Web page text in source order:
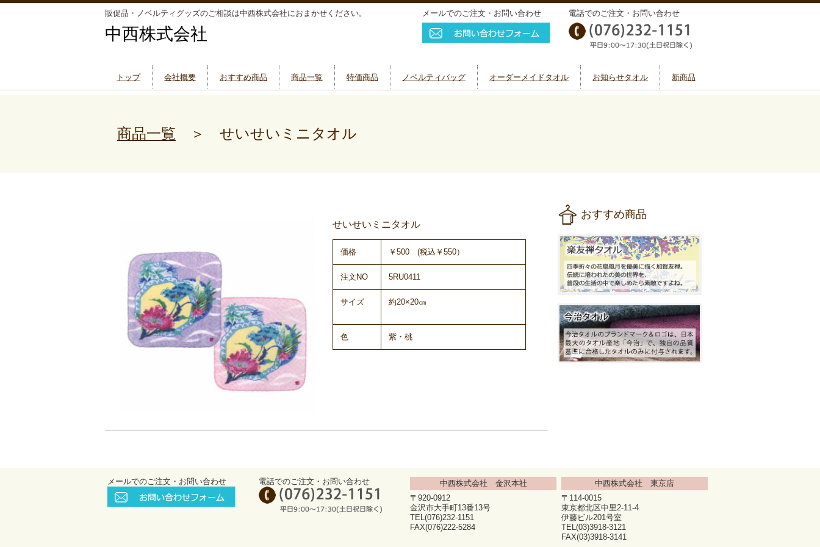
販促品・ノベルティグッズのご相談は中西株式会社におまかせください。
中西株式会社
メールでのご注文・お問い合わせ 電話でのご注文・お問い合わせ
トップ 会社概要 おすすめ商品 商品一覧 特価商品 ノベルティバッグ オーダーメイドタオル お知らせタオル 新商品
商品一覧 ＞ せいせいミニタオル
せいせいミニタオル
価格 ￥500 (税込￥550）
注文NO 5RU0411
サイズ 約20×20㎝
色 紫・桃
おすすめ商品
メールでのご注文・お問い合わせ 電話でのご注文・お問い合わせ
中西株式会社 金沢本社
〒920-0912
金沢市大手町13番13号
TEL(076)232-1151
FAX(076)222-5284
中西株式会社 東京店
〒114-0015
東京都北区中里2-11-4
伊藤ビル201号室
TEL(03)3918-3121
FAX(03)3918-3141